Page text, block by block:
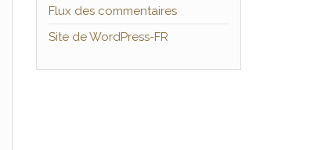
Flux des commentaires
Site de WordPress-FR